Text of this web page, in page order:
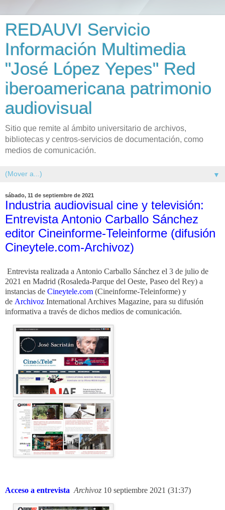
REDAUVI Servicio
Información Multimedia
"José López Yepes" Red
iberoamericana patrimonio
audiovisual
Sitio que remite al ámbito universitario de archivos,
bibliotecas y centros-servicios de documentación, como
medios de comunicación.
▼
sábado, 11 de septiembre de 2021
Industria audiovisual cine y televisión:
Entrevista Antonio Carballo Sánchez
editor Cineinforme-Teleinforme (difusión
Cineytele.com-Archivoz)
Entrevista realizada a Antonio Carballo Sánchez el 3 de julio de
2021 en Madrid (Rosaleda-Parque del Oeste, Paseo del Rey) a
instancias de Cineytele.com (Cineinforme-Teleinforme) y
de Archivoz International Archives Magazine, para su difusión
informativa a través de dichos medios de comunicación.
Acceso a entrevista Archivoz 10 septiembre 2021 (31:37)